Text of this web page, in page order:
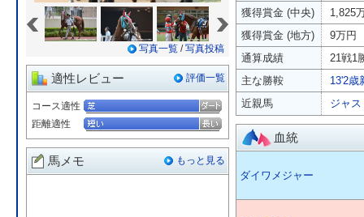
写真一覧 /写真投稿
適性レビュー 評価一覧
コース適性
距離適性
馬メモ もっと見る
獲得賞金 (中央)
1,825
獲得賞金 (地方)
9万円
通算成績
21戦1
主な勝鞍
13'2歳
近親馬
ジャ
血統
ダイワメジャー